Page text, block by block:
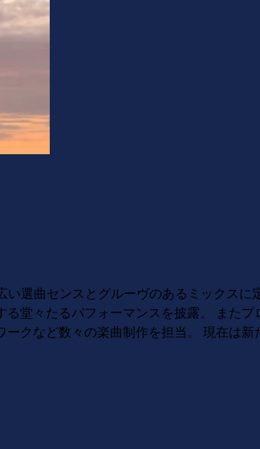
選曲センスとグルーヴのあるミックスに
堂々たるパフォーマンスを披露。 また
クなど数々の楽曲制作を担当。 現在は